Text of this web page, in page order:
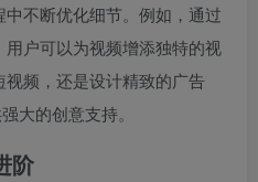
不断优化细节。例如，通过
户可以为视频增添独特的视
频，还是设计精致的广告
大的创意支持。
阶